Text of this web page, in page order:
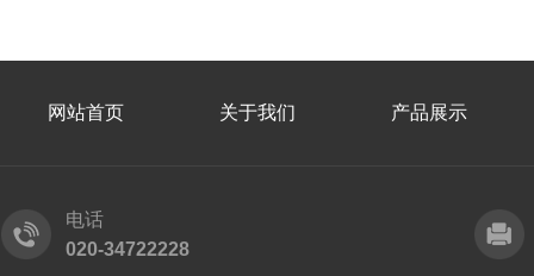
网站首页 关于我们 产品展示
电话
020-34722228